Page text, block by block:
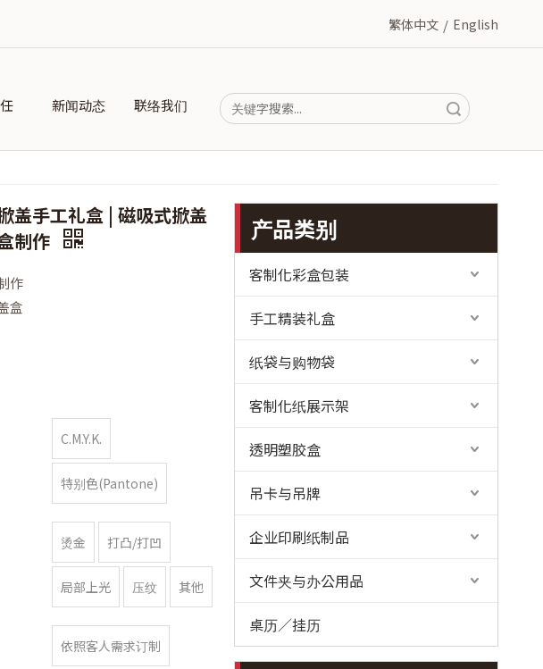
繁体中文 / English
新闻动态 联络我们
盖手工礼盒 | 磁吸式掀盖
制作
作
盒
C.M.Y.K.
特别色(Pantone)
烫金 打凸/打凹
局部上光 压纹 其他
依照客人需求订制
产品类别
客制化彩盒包装
手工精装礼盒
纸袋与购物袋
客制化纸展示架
透明塑胶盒
吊卡与吊牌
企业印刷纸制品
文件夹与办公用品
桌历／挂历